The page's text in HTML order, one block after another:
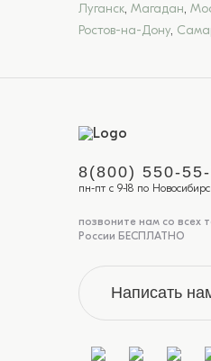
Луганск, Магадан,
Ростов-на-Дону,
8(800) 550-
пн-пт с 9-18 по
позвоните нам со всех
России БЕСПЛАТНО
Написать